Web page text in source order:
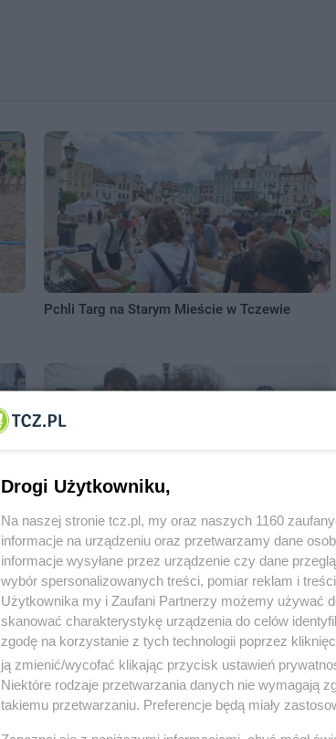
Pchli Targ na Starym Mieście w Tczewie
Tczew gra z WOŚP
Drogi Użytkowniku,
Na naszej stronie tcz.pl, my oraz naszych 1160
informacje na urządzeniu oraz przetwarzamy dane
informacje wysyłane przez urządzenie czy dane
wybór spersonalizowanych treści, pomiar reklam i
Użytkownika my i Zaufani Partnerzy możemy używać
skanować charakterystykę urządzenia do celów
zgodę na korzystanie z tych technologii poprzez
ją zmienić/wycofać klikając przycisk ustawień
Niektóre rodzaje przetwarzania danych nie wymagają
takiemu przetwarzaniu. Preferencje będą miały